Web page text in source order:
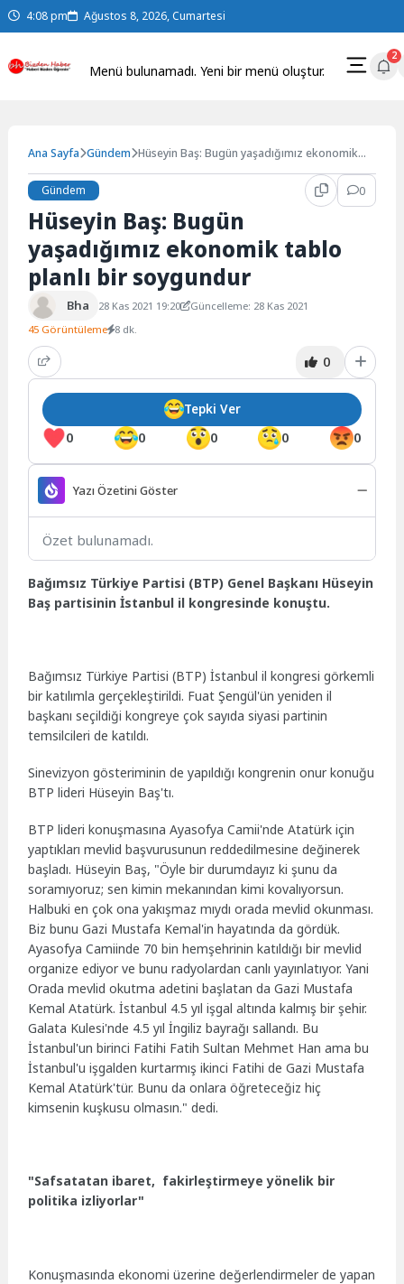
Skip
to
4:08 pm Ağustos 8, 2026, Cumartesi
Menü bulunamadı. Yeni bir menü oluştur.
2
Ana Sayfa Gündem Hüseyin Baş: Bugün yaşadığımız ekonomik
Gündem
0
Hüseyin Baş: Bugün
yaşadığımız ekonomik tablo
planlı bir soygundur
Bha 28 Kas 2021 19:20
Güncelleme: 28 Kas 2021
45 Görüntüleme 8 dk.
0
0 0 0 0 0
Tepki Ver
Yazı Özetini Göster
Özet bulunamadı.
Bağımsız Türkiye Partisi (BTP) Genel Başkanı Hüseyin
Baş partisinin İstanbul il kongresinde konuştu.
Bağımsız Türkiye Partisi (BTP) İstanbul il kongresi görkemli
bir katılımla gerçekleştirildi. Fuat Şengül'ün yeniden il
başkanı seçildiği kongreye çok sayıda siyasi partinin
temsilcileri de katıldı.
Sinevizyon gösteriminin de yapıldığı kongrenin onur konuğu
BTP lideri Hüseyin Baş'tı.
BTP lideri konuşmasına Ayasofya Camii'nde Atatürk için
yaptıkları mevlid başvurusunun reddedilmesine değinerek
başladı. Hüseyin Baş, "Öyle bir durumdayız ki şunu da
soramıyoruz; sen kimin mekanından kimi kovalıyorsun.
Halbuki en çok ona yakışmaz mıydı orada mevlid okunması.
Biz bunu Gazi Mustafa Kemal'in hayatında da gördük.
Ayasofya Camiinde 70 bin hemşehrinin katıldığı bir mevlid
organize ediyor ve bunu radyolardan canlı yayınlatıyor. Yani
Orada mevlid okutma adetini başlatan da Gazi Mustafa
Kemal Atatürk. İstanbul 4.5 yıl işgal altında kalmış bir şehir.
Galata Kulesi'nde 4.5 yıl İngiliz bayrağı sallandı. Bu
İstanbul'un birinci Fatihi Fatih Sultan Mehmet Han ama bu
İstanbul'u işgalden kurtarmış ikinci Fatihi de Gazi Mustafa
Kemal Atatürk'tür. Bunu da onlara öğreteceğiz hiç
kimsenin kuşkusu olmasın." dedi.
"Safsatatan ibaret, fakirleştirmeye yönelik bir
politika izliyorlar"
Konuşmasında ekonomi üzerine değerlendirmeler de yapan